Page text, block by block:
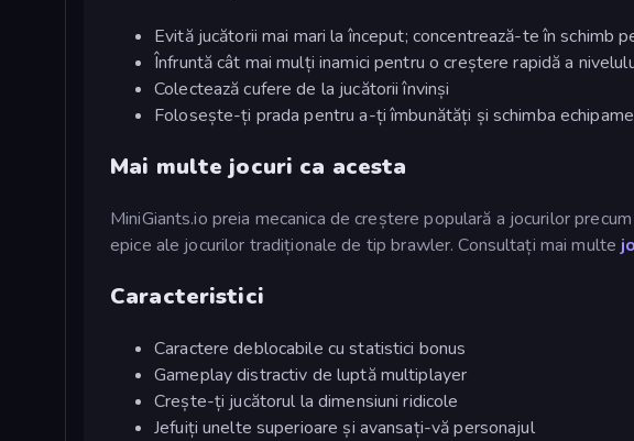
Evită jucătorii mai mari la început; concentrează-te în schimb
Înfruntă cât mai mulți inamici pentru o creștere rapidă a
Colectează cufere de la jucătorii învinși
Folosește-ți prada pentru a-ți îmbunătăți și schimba
Mai multe jocuri ca acesta
MiniGiants.io preia mecanica de creștere populară a jocurilor
epice ale jocurilor tradiționale de tip brawler. Consultați mai multe
Caracteristici
Caractere deblocabile cu statistici bonus
Gameplay distractiv de luptă multiplayer
Crește-ți jucătorul la dimensiuni ridicole
Jefuiți unelte superioare și avansați-vă personajul